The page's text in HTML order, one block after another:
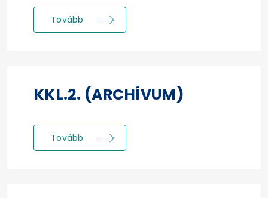
Tovább
KKL.2. (ARCHÍVUM)
Tovább